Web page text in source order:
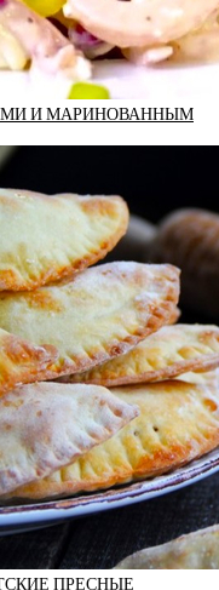
И МАРИНОВАННЫМ
ПРЕСНЫЕ